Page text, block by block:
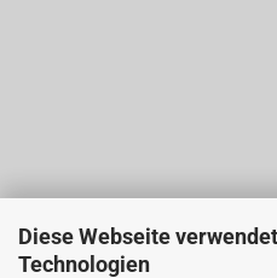
Diese Webseite
Technologien